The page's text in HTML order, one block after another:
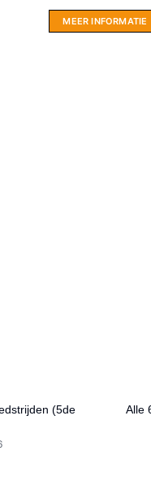
MEER INFORMATIE
(5de
Alle